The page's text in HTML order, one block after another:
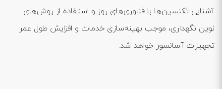
آشنایی تکنسین‌ها با فناوری‌های روز و استفاده از روش‌های
نوین نگهداری، موجب بهینه‌سازی خدمات و افزایش طول عمر
تجهیزات آسانسور خواهد شد.